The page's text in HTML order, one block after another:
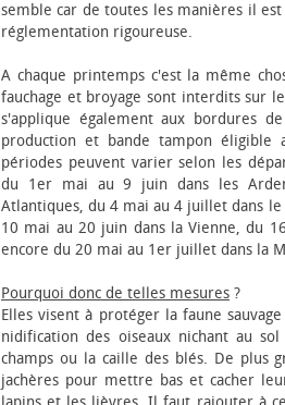
semble car de toutes les manières il
réglementation rigoureuse.
A chaque printemps c'est la même
fauchage et broyage sont interdits sur
s'applique également aux bordures
production et bande tampon éligible
périodes peuvent varier selon les
du 1er mai au 9 juin dans les
Atlantiques, du 4 mai au 4 juillet dans
10 mai au 20 juin dans la Vienne, du
encore du 20 mai au 1er juillet dans la
Pourquoi donc de telles mesures ?
Elles visent à protéger la faune
nidification des oiseaux nichant au
champs ou la caille des blés. De plus
jachères pour mettre bas et cacher